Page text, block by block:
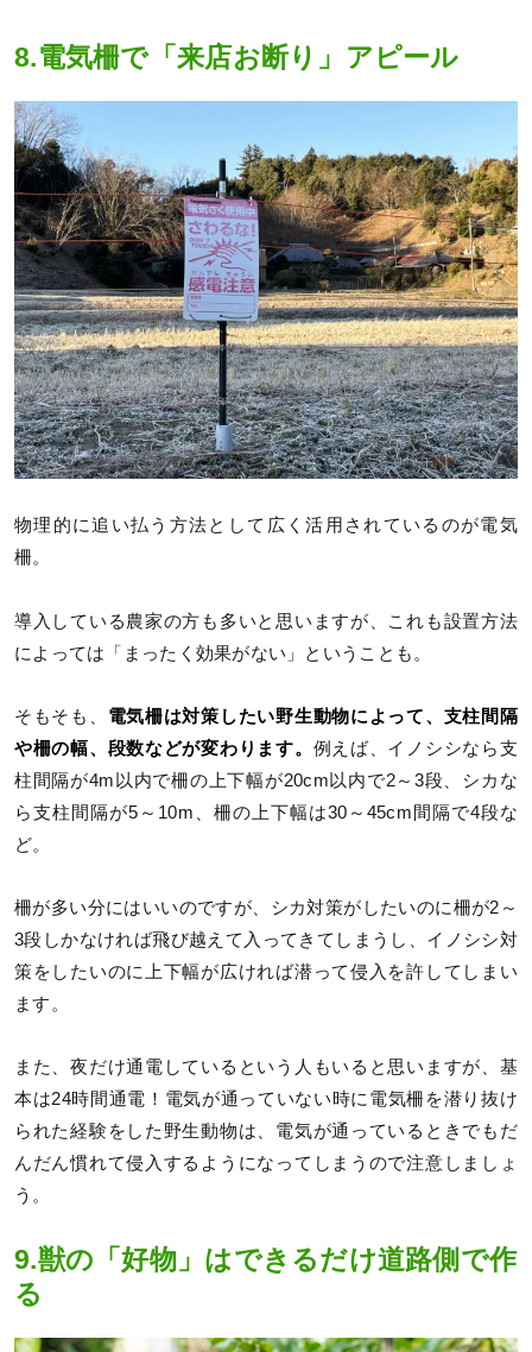
8.電気柵で「来店お断り」アピール
物理的に追い払う方法として広く活用されているのが電気
柵。
導入している農家の方も多いと思いますが、これも設置方法
によっては「まったく効果がない」ということも。
そもそも、 電気柵は対策したい野生動物によって、支柱間隔
や柵の幅、段数などが変わります。 例えば、イノシシなら支
柱間隔が4m以内で柵の上下幅が20cm以内で2～3段、シカな
ら支柱間隔が5～10m、柵の上下幅は30～45cm間隔で4段な
ど。
柵が多い分にはいいのですが、シカ対策がしたいのに柵が2～
3段しかなければ飛び越えて入ってきてしまうし、イノシシ対
策をしたいのに上下幅が広ければ潜って侵入を許してしまい
ます。
また、夜だけ通電しているという人もいると思いますが、基
本は24時間通電！電気が通っていない時に電気柵を潜り抜け
られた経験をした野生動物は、電気が通っているときでもだ
んだん慣れて侵入するようになってしまうので注意しましょ
う。
9.獣の「好物」はできるだけ道路側で作
る